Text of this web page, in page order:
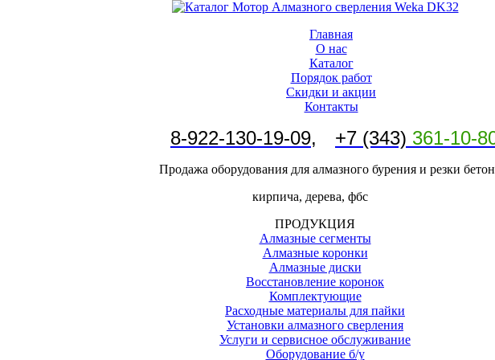
Главная
О нас
Каталог
Порядок работ
Скидки и акции
Контакты
8-922-130-19-09, +7 (343) 361-10-
Продажа оборудования для алмазного бурения и резки
кирпича, дерева, фбс
ПРОДУКЦИЯ
Алмазные сегменты
Алмазные коронки
Алмазные диски
Восстановление коронок
Комплектующие
Расходные материалы для пайки
Установки алмазного сверления
Услуги и сервисное обслуживание
Оборудование б/у